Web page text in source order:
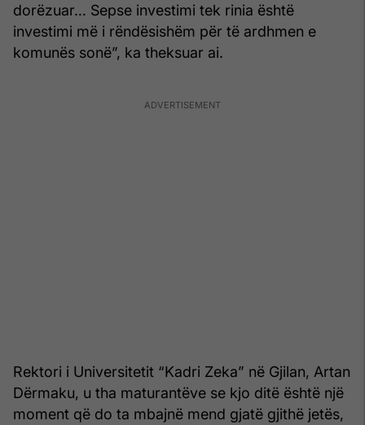
dorëzuar… Sepse investimi tek rinia është
investimi më i rëndësishëm për të ardhmen e
komunës sonë”, ka theksuar ai.
Rektori i Universitetit “Kadri Zeka” në Gjilan, Artan
Dërmaku, u tha maturantëve se kjo ditë është një
moment që do ta mbajnë mend gjatë gjithë jetës,